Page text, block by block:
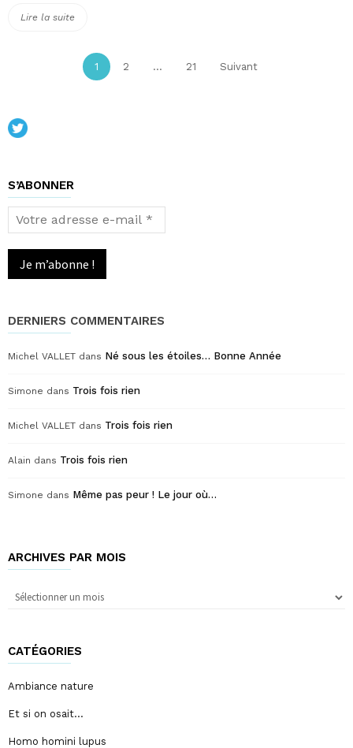
Lire la suite
Navigation
Page
1 2 … 21 Suivant
S’ABONNER
Votre
adresse
e-
mail
*
DERNIERS COMMENTAIRES
Michel VALLET dans Né sous les étoiles… Bonne Année
Simone dans Trois fois rien
Michel VALLET dans Trois fois rien
Alain dans Trois fois rien
Simone dans Même pas peur ! Le jour où…
ARCHIVES PAR MOIS
CATÉGORIES
Ambiance nature
Et si on osait…
Homo homini lupus